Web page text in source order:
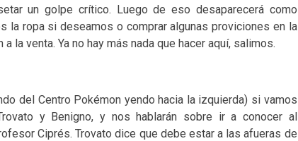
un golpe crítico. Luego de eso desaparecerá como
la ropa si deseamos o comprar algunas proviciones en la
la venta. Ya no hay más nada que hacer aquí, salimos.
del Centro Pokémon yendo hacia la izquierda) si vamos
y Benigno, y nos hablarán sobre ir a conocer al
Ciprés. Trovato dice que debe estar a las afueras de